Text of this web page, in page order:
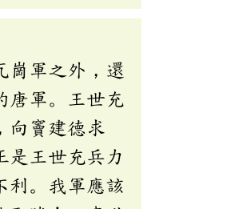
崗軍之外，還
唐軍。王世充
向竇建德求
是王世充兵力
利。我軍應該